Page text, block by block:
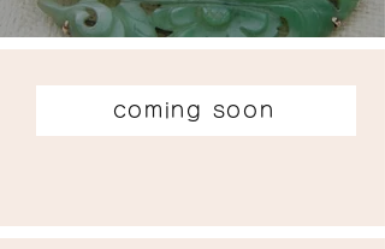
coming soon